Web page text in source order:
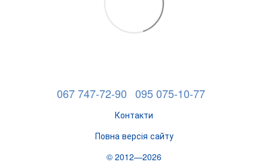
067 747-72-90 095 075-10-77
Контакти
Повна версія сайту
© 2012—2026